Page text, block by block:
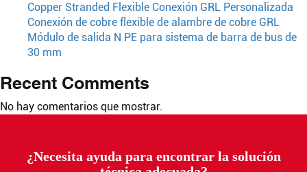
Copper Stranded Flexible Conexión GRL Personalizada
Conexión de cobre flexible de alambre de cobre GRL
Módulo de salida N PE para sistema de barra de bus de
30 mm
Recent Comments
No hay comentarios que mostrar.
¿Necesita ayuda para encontrar la solución